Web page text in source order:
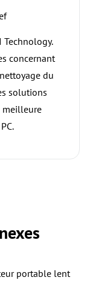
Technology.
concernant
du
solutions
meilleure
portable lent